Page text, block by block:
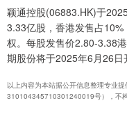
颖通控股(06883.HK)于
3.33亿股，香港发售占
权。每股发售价2.80-3.38
期股份将于2025年6月26日
以上内容为本站据公开信息整理专业
310104345710301240019号），不构